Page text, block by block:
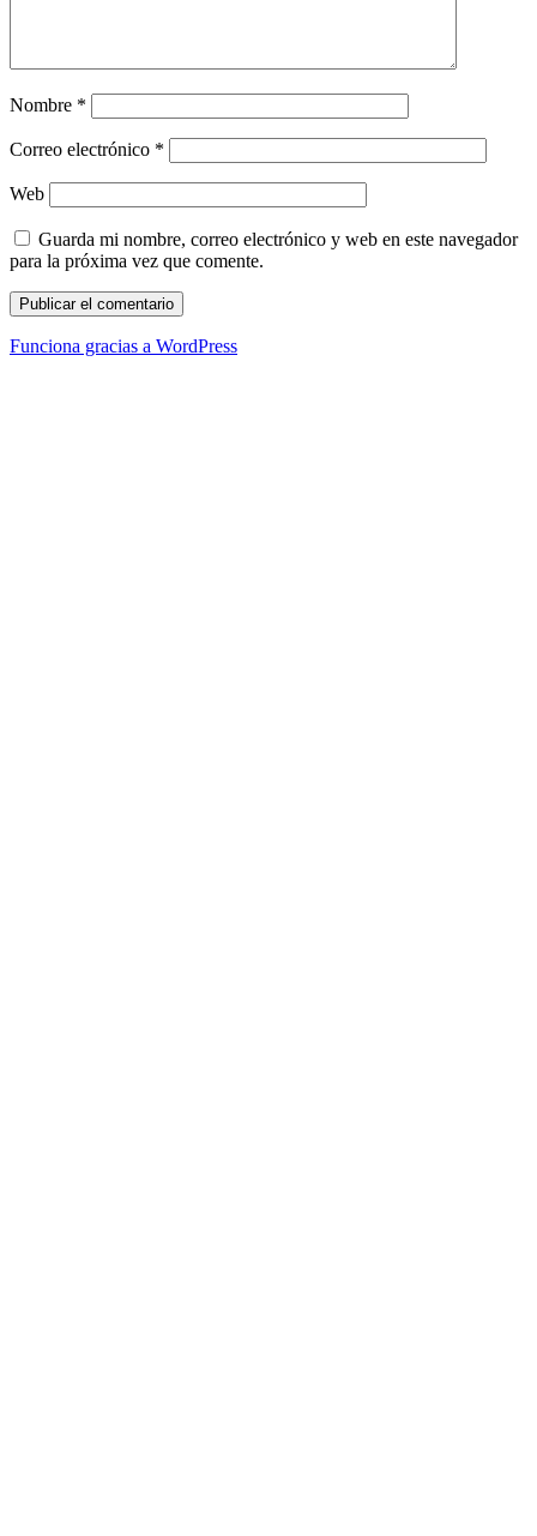
Nombre *
Correo electrónico *
Web
Guarda mi nombre, correo electrónico y web en este navegador
para la próxima vez que comente.
Funciona gracias a WordPress